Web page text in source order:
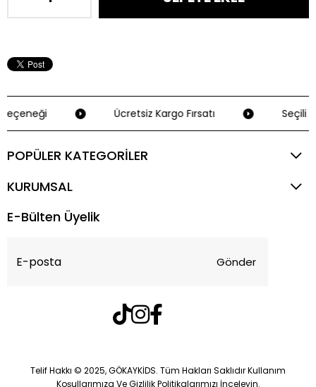
Ücretsiz Kargo Fırsatı Seçili
POPÜLER KATEGORİLER
KURUMSAL
E-Bülten Üyelik
Gönder
Telif Hakkı © 2025, GÖKAYKİDS. Tüm Hakları Saklıdır Kullanım
Koşullarımıza Ve Gizlilik Politikalarımızı İnceleyin.